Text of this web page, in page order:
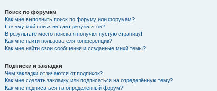
Поиск по форумам
Как мне выполнить поиск по форуму или форумам?
Почему мой поиск не даёт результатов?
В результате моего поиска я получил пустую страницу!
Как мне найти пользователя конференции?
Как мне найти свои сообщения и созданные мной темы?
Подписки и закладки
Чем закладки отличаются от подписок?
Как мне сделать закладку или подписаться на определённую тему?
Как мне подписаться на определённый форум?